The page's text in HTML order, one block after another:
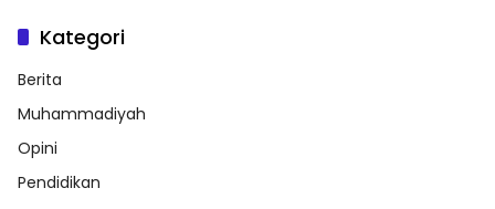
Kategori
Berita
Muhammadiyah
Opini
Pendidikan